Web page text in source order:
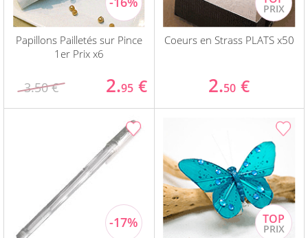
Papillons Pailletés sur Pince
1er Prix x6
3.50 € 2.95 €
Coeurs en Strass PLATS x50
2.50 €